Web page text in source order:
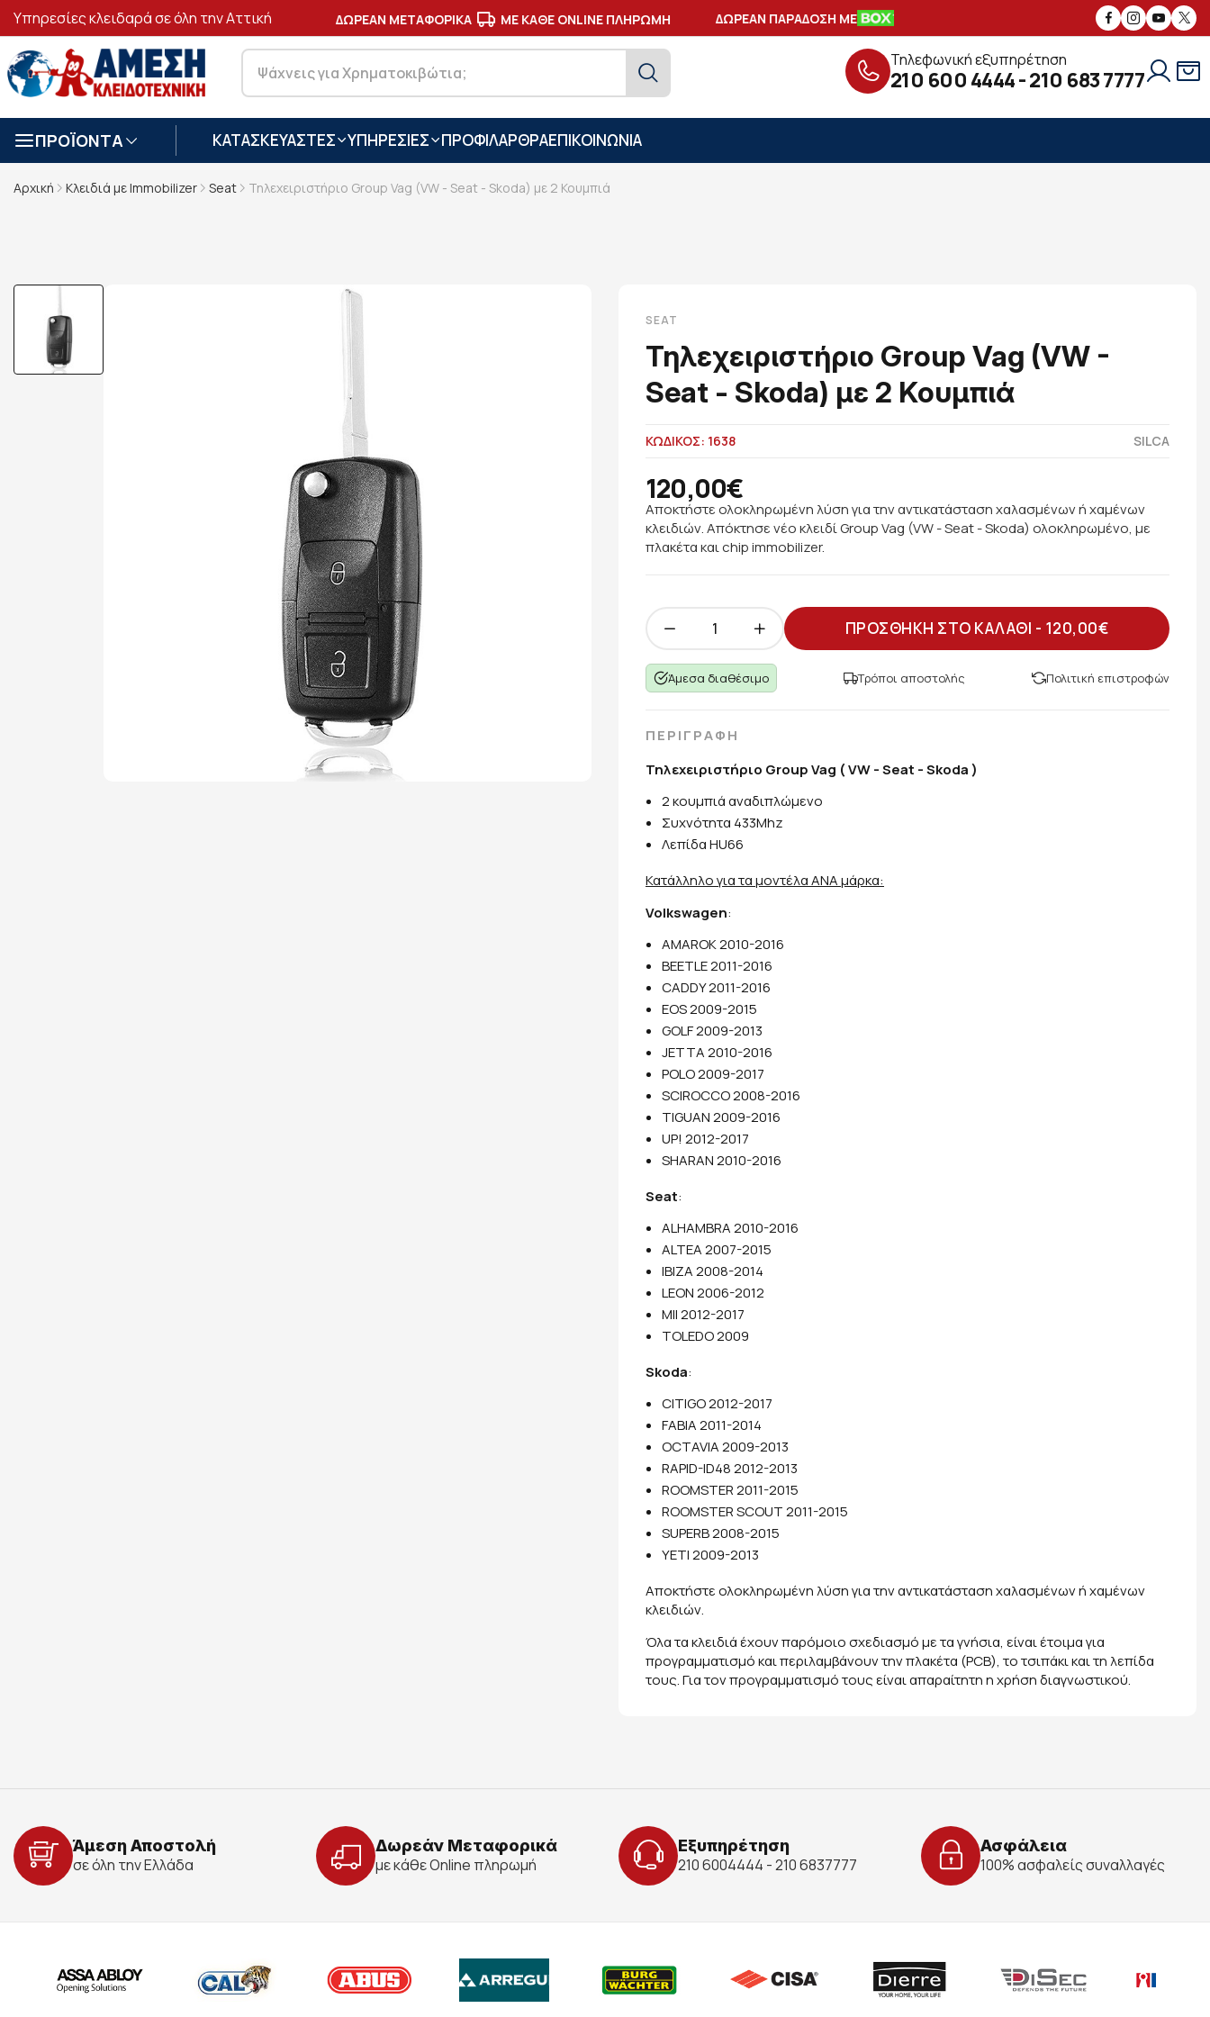
Υπηρεσίες κλειδαρά σε όλη την Αττική
ΑΣΦΑΛΕΙΣ ΣΥΝΑΛΛΑΓΕΣ ΔΩΡΕΑΝ ΜΕΤΑΦΟΡΙΚΑ ΜΕ ΚΑΘΕ ONLINE ΠΛΗΡΩΜΗ ΔΩΡΕΑΝ ΠΑΡΑΔΟΣΗ ΜΕ ΣΥΝΑΛΛΑΓΕΣ
Τηλεφωνική εξυπηρέτηση
210 600 4444-210 683 7777
ΠΡΟΪΟΝΤΑ ΚΑΤΑΣΚΕΥΑΣΤΕΣ ΥΠΗΡΕΣΙΕΣ ΠΡΟΦΙΛΑΡΘΡΑΕΠΙΚΟΙΝΩΝΙΑ
Αρχική Κλειδιά με Immobilizer Seat Τηλεχειριστήριο Group Vag (VW - Seat - Skoda) με 2 Κουμπιά
SEAT
Τηλεχειριστήριο Group Vag (VW -
Seat - Skoda) με 2 Κουμπιά
ΚΩΔΙΚΟΣ: 1638 SILCA
120,00€
Αποκτήστε ολοκληρωμένη λύση για την αντικατάσταση χαλασμένων ή χαμένων
κλειδιών. Απόκτησε νέο κλειδί Group Vag (VW - Seat - Skoda) ολοκληρωμένο, με
πλακέτα και chip immobilizer.
ΠΡΟΣΘΗΚΗ ΣΤΟ ΚΑΛΑΘΙ - 120,00€
Άμεσα διαθέσιμο Τρόποι αποστολής Πολιτική επιστροφών
ΠΕΡΙΓΡΑΦΗ
Τηλεχειριστήριο Group Vag ( VW - Seat - Skoda )
2 κουμπιά αναδιπλώμενο
Συχνότητα 433Mhz
Λεπίδα HU66
Κατάλληλο για τα μοντέλα ANA μάρκα:
Volkswagen:
AMAROK 2010-2016
BEETLE 2011-2016
CADDY 2011-2016
EOS 2009-2015
GOLF 2009-2013
JETTA 2010-2016
POLO 2009-2017
SCIROCCO 2008-2016
TIGUAN 2009-2016
UP! 2012-2017
SHARAN 2010-2016
Seat:
ALHAMBRA 2010-2016
ALTEA 2007-2015
IBIZA 2008-2014
LEON 2006-2012
MII 2012-2017
TOLEDO 2009
Skoda:
CITIGO 2012-2017
FABIA 2011-2014
OCTAVIA 2009-2013
RAPID-ID48 2012-2013
ROOMSTER 2011-2015
ROOMSTER SCOUT 2011-2015
SUPERB 2008-2015
YETI 2009-2013
Αποκτήστε ολοκληρωμένη λύση για την αντικατάσταση χαλασμένων ή χαμένων
κλειδιών.
Όλα τα κλειδιά έχουν παρόμοιο σχεδιασμό με τα γνήσια, είναι έτοιμα για
προγραμματισμό και περιλαμβάνουν την πλακέτα (PCB), το τσιπάκι και τη λεπίδα
τους. Για τον προγραμματισμό τους είναι απαραίτητη η χρήση διαγνωστικού.
Άμεση Αποστολή
σε όλη την Ελλάδα
Δωρεάν Μεταφορικά
με κάθε Online πληρωμή
Εξυπηρέτηση
210 6004444 - 210 6837777
Ασφάλεια
100% ασφαλείς συναλλαγές